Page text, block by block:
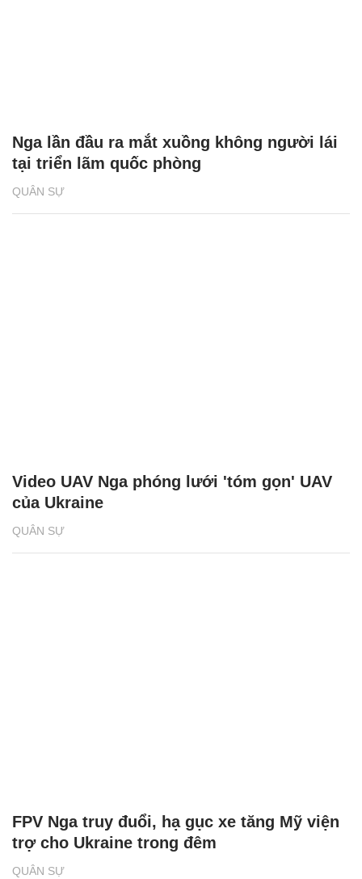
QUÂN SỰ
Nga lần đầu ra mắt xuồng không người lái
tại triển lãm quốc phòng
QUÂN SỰ
Video UAV Nga phóng lưới 'tóm gọn' UAV
của Ukraine
QUÂN SỰ
FPV Nga truy đuổi, hạ gục xe tăng Mỹ viện
trợ cho Ukraine trong đêm